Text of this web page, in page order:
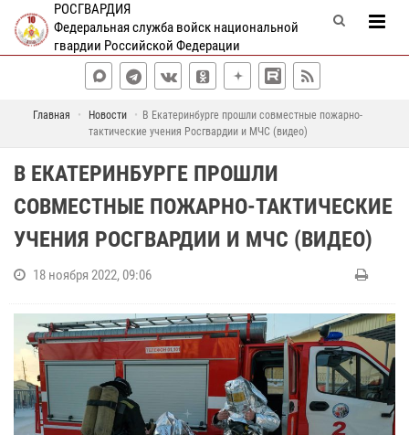
РОСГВАРДИЯ
Федеральная служба войск национальной
гвардии Российской Федерации
Главная Новости
В Екатеринбурге прошли совместные пожарно-
тактические учения Росгвардии и МЧС (видео)
В ЕКАТЕРИНБУРГЕ ПРОШЛИ
СОВМЕСТНЫЕ ПОЖАРНО-ТАКТИЧЕСКИЕ
УЧЕНИЯ РОСГВАРДИИ И МЧС (ВИДЕО)
18 ноября 2022, 09:06